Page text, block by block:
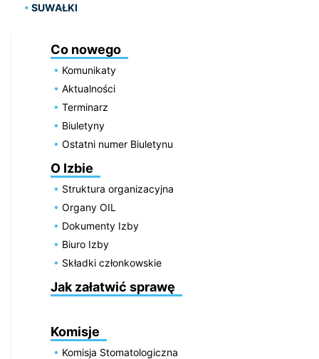
SUWAŁKI
Co nowego
Komunikaty
Aktualności
Terminarz
Biuletyny
Ostatni numer Biuletynu
O Izbie
Struktura organizacyjna
Organy OIL
Dokumenty Izby
Biuro Izby
Składki członkowskie
Jak załatwić sprawę
Komisje
Komisja Stomatologiczna